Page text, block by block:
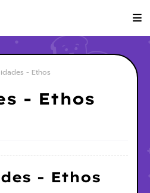
- Ethos
- Ethos
- Ethos